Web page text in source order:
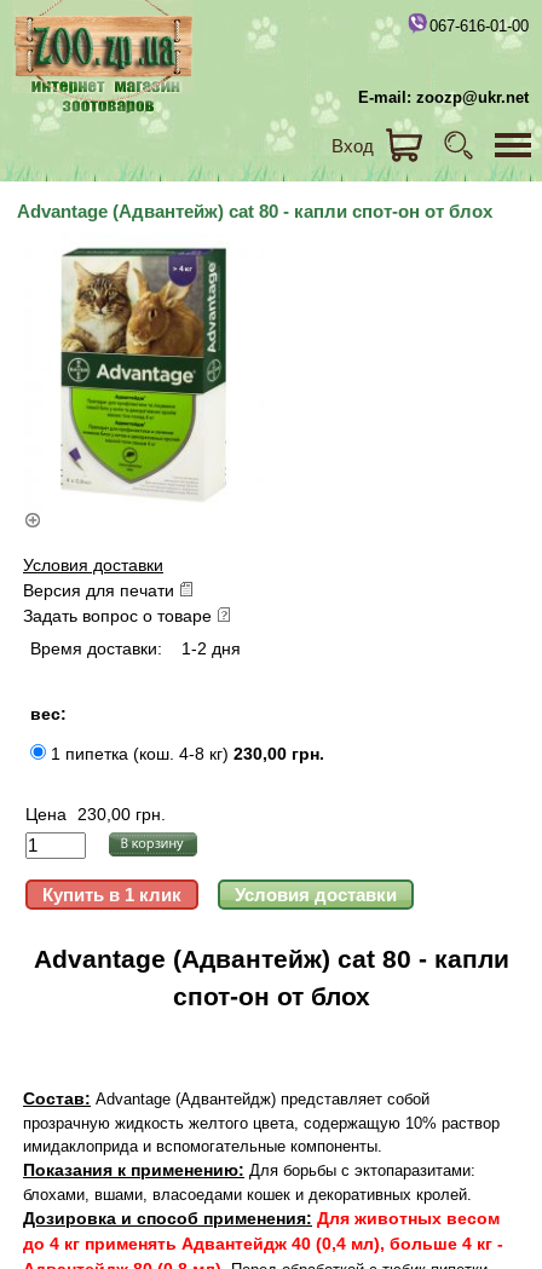
067-616-01-00
E-mail: zoozp@ukr.net
Вход
Advantage (Адвантейж) cat 80 - капли спот-он от блох
Условия доставки
Версия для печати
Задать вопрос о товаре
Время доставки:
1-2 дня
вес:
1 пипетка (кош. 4-8 кг) 230,00 грн.
Цена 230,00 грн.
Advantage (Адвантейж) cat 80 - капли
спот-он от блох
Состав: Advantage (Адвантейдж) представляет собой
прозрачную жидкость желтого цвета, содержащую 10% раствор
имидаклоприда и вспомогательные компоненты.
Показания к применению: Для борьбы с эктопаразитами:
блохами, вшами, власоедами кошек и декоративных кролей.
Дозировка и способ применения: Для животных весом
до 4 кг применять Адвантейдж 40 (0,4 мл), больше 4 кг -